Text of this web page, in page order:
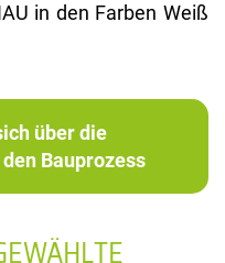
in den Farben Weiß
über die
Bauprozess